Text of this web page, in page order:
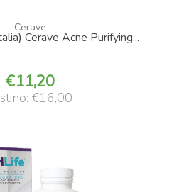
Cerave
Cerave Acne Purifying...
11,20
€16,00